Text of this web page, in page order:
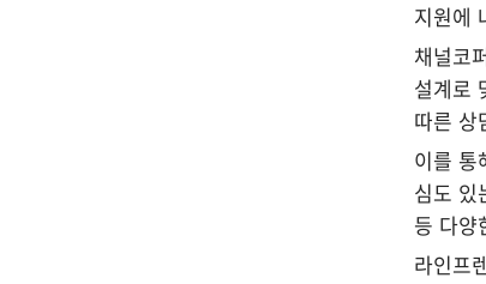
지원에
채널코
설계로
따른 상
이를 통
심도 있
등 다양
라인프